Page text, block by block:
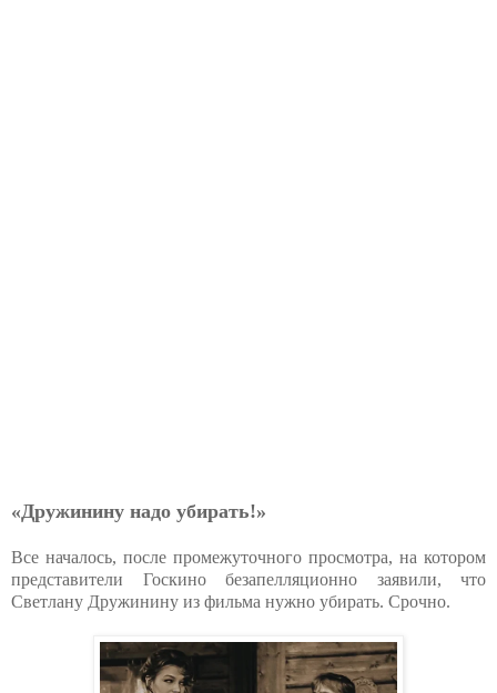
«Дружинину надо убирать!»
Все началось, после промежуточного просмотра, на котором
представители Госкино безапелляционно заявили, что
Светлану Дружинину из фильма нужно убирать. Срочно.